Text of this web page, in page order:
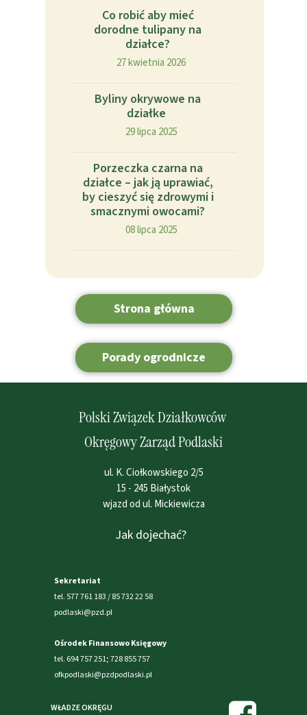
Porady ogrodnicze
Co robić aby mieć
dorodne tulipany na
działce?
27 kwietnia 2026
Byliny okrywowe na
działke
29 lipca 2025
Porzeczka czarna na
działce – jak ją uprawiać,
by cieszyć się zdrowymi i
smacznymi owocami?
08 lipca 2025
Strona główna
Jak dojechać?
Polski Związek Działkowców
Okręgowy Zarząd Podlaski
ul. K. Ciołkowskiego 2/5
15 - 245 Białystok
wjazd od ul. Mickiewicza
Sekretariat
tel. 577 761 183 / 85 732 22 58
podlaski@pzd.pl
Ośrodek Finansowo Księgowy
tel. 694 757 251; 728 855 757
ofkpodlaski@pzdpodlaski.pl
WŁADZE OKRĘGU